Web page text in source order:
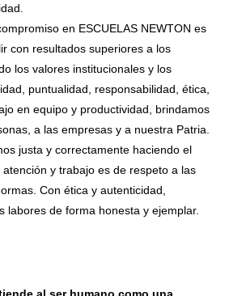
en ESCUELAS NEWTON es
con resultados superiores a los
los valores institucionales y los
puntualidad, responsabilidad, ética,
en equipo y productividad, brindamos
a las empresas y a nuestra Patria.
justa y correctamente haciendo el
atención y trabajo es de respeto a las
Con ética y autenticidad,
labores de forma honesta y ejemplar.
al ser humano como una